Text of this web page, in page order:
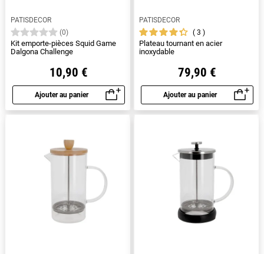
PATISDECOR
(0)
Kit emporte-pièces Squid Game
Dalgona Challenge
10,90 €
Ajouter au panier
Aperçu rapide
PATISDECOR
3
Plateau tournant en acier
inoxydable
79,90 €
Ajouter au panier
Aperçu rapide